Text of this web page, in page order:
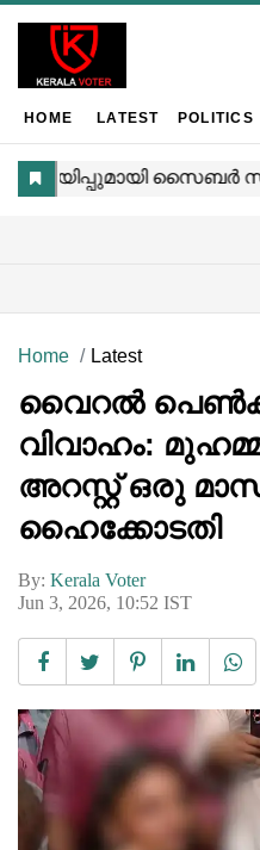
HOME LATEST POLITICS
Home Latest
വൈറൽ
വിവാഹം:
അറസ്റ്റ് ഒരു
ഹൈക്കോടതി
By: Kerala Voter
Jun 3, 2026, 10:52 IST